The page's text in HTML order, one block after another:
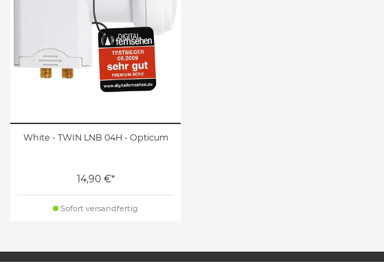
White - TWIN LNB 04H - Opticum
14,90 €*
Sofort versandfertig